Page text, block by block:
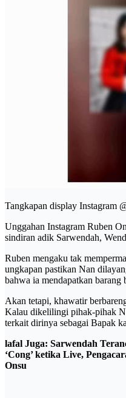
Tangkapan display Instagram
Unggahan Instagram Ruben
sindiran adik Sarwendah,
Ruben mengaku tak
ungkapan pastikan Nan
bahwa ia mendapatkan barang
Akan tetapi, khawatir
Kalau dikelilingi pihak-pihak
terkait dirinya sebagai Bapak
lafal Juga: Sarwendah
‘Cong’ ketika Live,
Onsu